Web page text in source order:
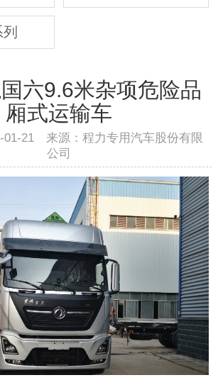
六9.6米杂项危险品
厢式运输车
01-21 来源：程力专用汽车股份有限
公司